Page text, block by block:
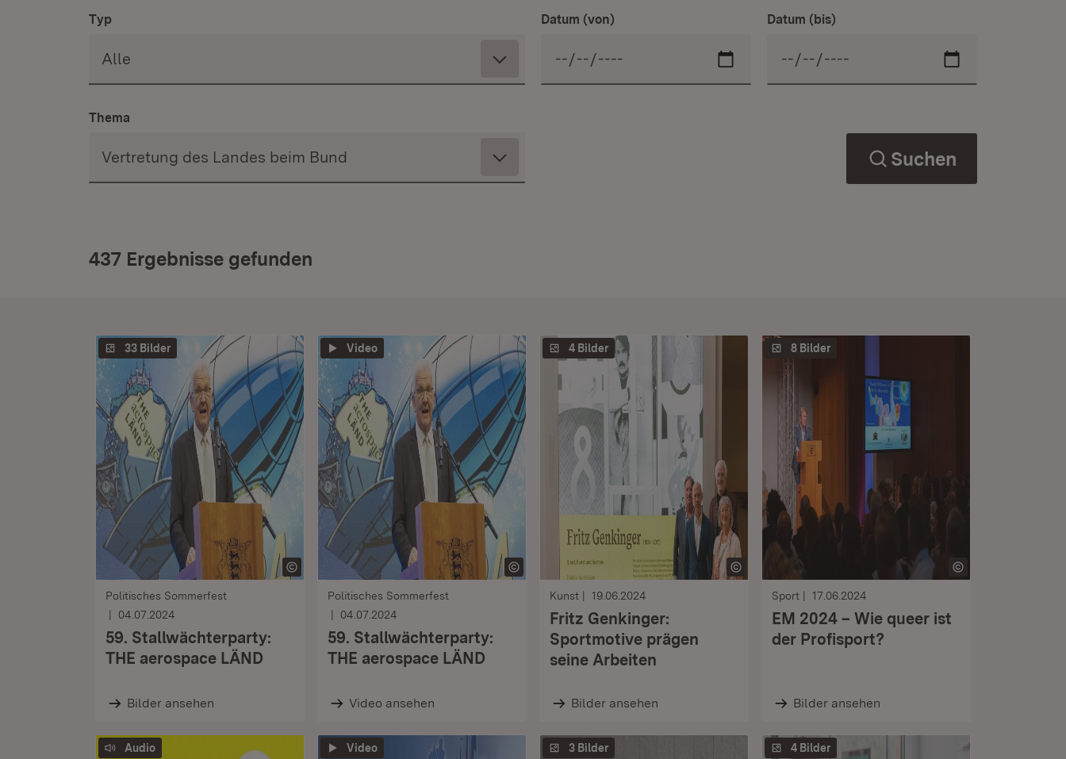
Typ Datum (von) Datum (bis)
Thema
Suchen
437 Ergebnisse gefunden
33 Bilder
Politisches Sommerfest
04.07.2024
59. Stallwächterparty:
THE aerospace LÄND
Bilder ansehen
Video
Politisches Sommerfest
04.07.2024
59. Stallwächterparty:
THE aerospace LÄND
Video ansehen
4 Bilder
Kunst 19.06.2024
Fritz Genkinger:
Sportmotive prägen
seine Arbeiten
Bilder ansehen
8 Bilder
Sport 17.06.2024
EM 2024 – Wie queer ist
der Profisport?
Bilder ansehen
Audio Video 3 Bilder 4 Bilder